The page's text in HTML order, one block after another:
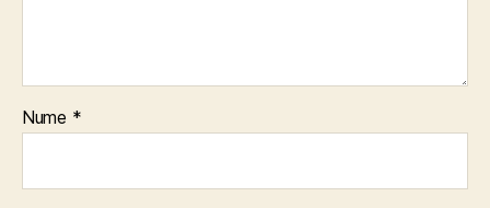
Nume *